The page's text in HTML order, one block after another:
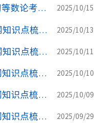
【GESP】C++五级练习（初等数论考点） luogu-B3941 [GESP样题 五级] 小杨的锻炼 2025/10/15
【GESP】C++五级考试大纲知识点梳理, (9) 分治算法 2025/10/13
【GESP】C++五级考试大纲知识点梳理, (8) 贪心算法 2025/10/11
【GESP】C++五级考试大纲知识点梳理, (7) 递归算法 -3 优化策略 2025/10/10
【GESP】C++五级考试大纲知识点梳理, (7) 递归算法 -2 复杂度分析 2025/10/09
【GESP】C++五级考试大纲知识点梳理, (7) 递归算法 - 1 基本原理 2025/09/29